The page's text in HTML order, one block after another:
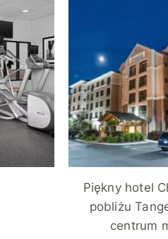
Piękny hotel
pobliżu
centrum